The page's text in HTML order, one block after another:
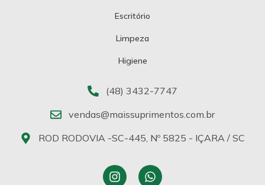
Escritório
Limpeza
Higiene
(48) 3432-7747
vendas@maissuprimentos.com.br
ROD RODOVIA -SC-445, Nº 5825 - IÇARA / SC